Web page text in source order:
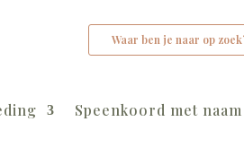
Speenkoord met naam